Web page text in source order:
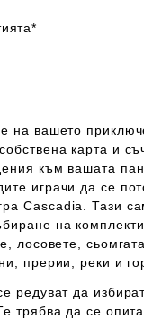
на вашето
карта и
към вашата
играчи да се
Cascadia
. Тази
на
лосовете,
прерии, реки и
редуват да
трябва да се